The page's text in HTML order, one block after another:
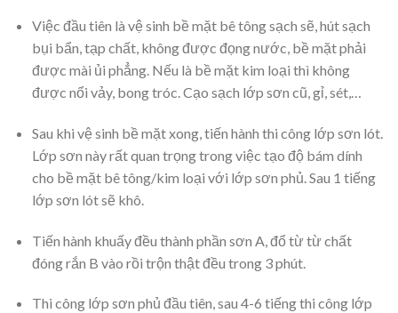
Việc đầu tiên là vệ sinh bề mặt bê tông sạch sẽ, hút sạch
bụi bẩn, tạp chất, không được đọng nước, bề mặt phải
được mài ủi phẳng. Nếu là bề mặt kim loại thì không
được nổi vảy, bong tróc. Cạo sạch lớp sơn cũ, gỉ, sét,…
Sau khi vệ sinh bề mặt xong, tiến hành thi công lớp sơn lót.
Lớp sơn này rất quan trọng trong việc tạo độ bám dính
cho bề mặt bê tông/kim loại với lớp sơn phủ. Sau 1 tiếng
lớp sơn lót sẽ khô.
Tiến hành khuấy đều thành phần sơn A, đổ từ từ chất
đóng rắn B vào rồi trộn thật đều trong 3 phút.
Thi công lớp sơn phủ đầu tiên, sau 4-6 tiếng thi công lớp